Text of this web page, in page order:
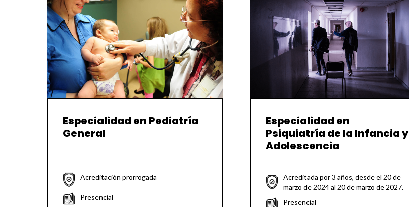
Especialidad en Pediatría
General
Acreditación prorrogada
Presencial
Especialidad en
Psiquiatría de la Infancia y
Adolescencia
Acreditada por 3 años, desde el 20 de
marzo de 2024 al 20 de marzo de 2027.
Presencial